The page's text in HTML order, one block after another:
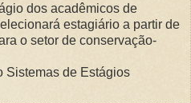
dos acadêmicos de
estagiário a partir de
o setor de conservação-
Sistemas de Estágios